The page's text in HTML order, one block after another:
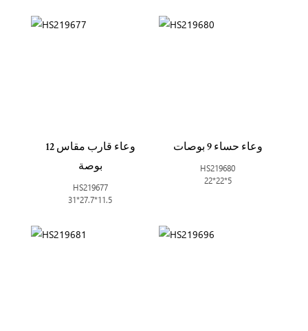
وعاء قارب مقاس 12
بوصة
HS219677
31*27.7*11.5
وعاء حساء 9 بوصات
HS219680
22*22*5